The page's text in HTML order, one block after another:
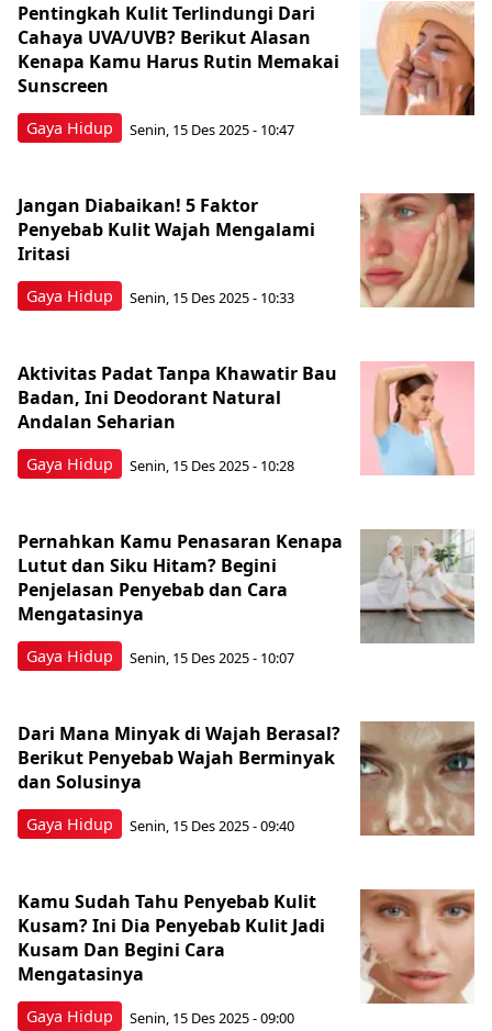
Gaya Hidup
Pentingkah Kulit Terlindungi Dari
Cahaya UVA/UVB? Berikut Alasan
Kenapa Kamu Harus Rutin Memakai
Sunscreen
Senin, 15 Des 2025 - 10:47
Gaya Hidup
Jangan Diabaikan! 5 Faktor
Penyebab Kulit Wajah Mengalami
Iritasi
Senin, 15 Des 2025 - 10:33
Gaya Hidup
Aktivitas Padat Tanpa Khawatir Bau
Badan, Ini Deodorant Natural
Andalan Seharian
Senin, 15 Des 2025 - 10:28
Gaya Hidup
Pernahkan Kamu Penasaran Kenapa
Lutut dan Siku Hitam? Begini
Penjelasan Penyebab dan Cara
Mengatasinya
Senin, 15 Des 2025 - 10:07
Gaya Hidup
Dari Mana Minyak di Wajah Berasal?
Berikut Penyebab Wajah Berminyak
dan Solusinya
Senin, 15 Des 2025 - 09:40
Gaya Hidup
Kamu Sudah Tahu Penyebab Kulit
Kusam? Ini Dia Penyebab Kulit Jadi
Kusam Dan Begini Cara
Mengatasinya
Senin, 15 Des 2025 - 09:00